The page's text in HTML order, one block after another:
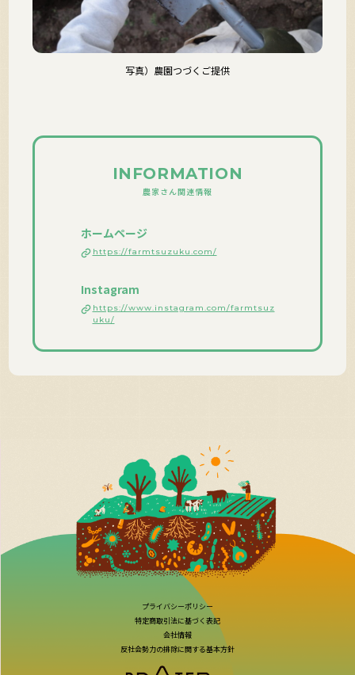
写真）農園つづくご提供
INFORMATION
農家さん関連情報
ホームページ
https://farmtsuzuku.com/
Instagram
https://www.instagram.com/farmtsuz
uku/
プライバシーポリシー
特定商取引法に基づく表記
会社情報
反社会勢力の排除に関する基本方針